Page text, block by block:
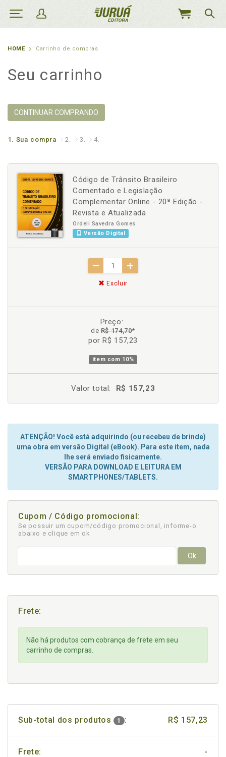
MEU
HOME Carrinho de compras
Seu carrinho
CONTINUAR COMPRANDO
1. Sua compra 2. 3. 4.
Código de Trânsito Brasileiro
Comentado e Legislação
Complementar Online - 20ª Edição -
Revista e Atualizada
Ordeli Savedra Gomes
Versão Digital
Excluir
Preço:
deR$ 174,70*
por R$ 157,23
item com 10%
Valor total: R$ 157,23
ATENÇÃO! Você está adquirindo (ou recebeu de brinde)
uma obra em versão Digital (eBook). Para este item, nada
lhe será enviado fisicamente.
VERSÃO PARA DOWNLOAD E LEITURA EM
SMARTPHONES/TABLETS.
Cupom / Código promocional:
Se possuir um cupom/código promocional, informe-o
abaixo e clique em ok
Ok
Frete:
Não há produtos com cobrança de frete em seu
carrinho de compras.
Sub-total dos produtos 1 : R$ 157,23
Frete: -